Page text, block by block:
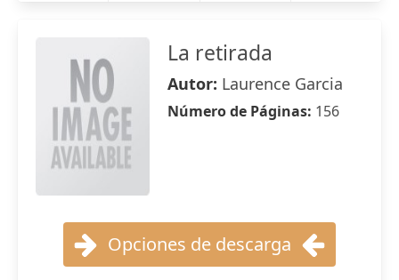
La retirada
Autor: Laurence Garcia
Número de Páginas: 156
Opciones de descarga